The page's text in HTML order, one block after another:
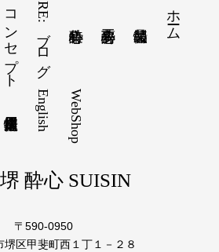
ホーム
RE:ブログ
コンセプト
WebShop
English
酔心 SUISIN
〒590-0950
堺区甲斐町西１丁１－２８